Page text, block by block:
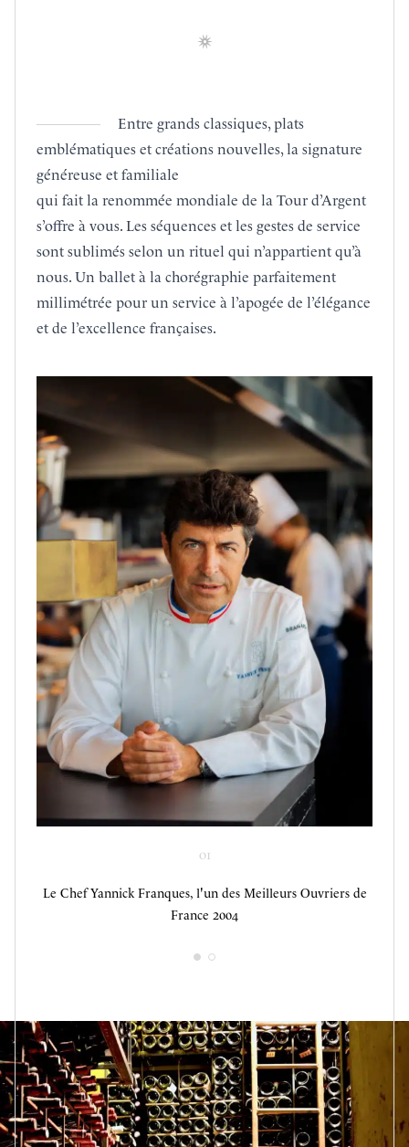
Entre grands classiques, plats
emblématiques et créations nouvelles, la signature
généreuse et familiale
qui fait la renommée mondiale de la Tour d’Argent
s’offre à vous. Les séquences et les gestes de service
sont sublimés selon un rituel qui n’appartient qu’à
nous. Un ballet à la chorégraphie parfaitement
millimétrée pour un service à l’apogée de l’élégance
et de l’excellence françaises.
01
Le Chef Yannick Franques, l'un des Meilleurs Ouvriers de
France 2004
02
Stéphane Trapier, Directeur de la Restauration